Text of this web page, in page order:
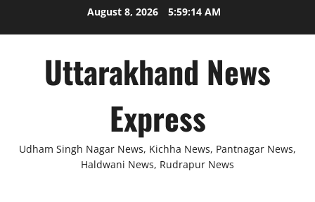
August 8, 2026 5:59:15 AM
Uttarakhand News
Express
Udham Singh Nagar News, Kichha News, Pantnagar News,
Haldwani News, Rudrapur News